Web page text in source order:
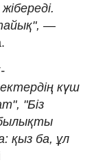
—
күш
"Біз
қыз ба, ұл